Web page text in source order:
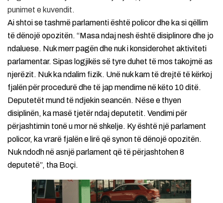
punimet e kuvendit.
Ai shtoi se tashmë parlamenti është policor dhe ka si qëllim
të dënojë opozitën. “Masa ndaj nesh është disiplinore dhe jo
ndaluese. Nuk merr pagën dhe nuk i konsiderohet aktiviteti
parlamentar. Sipas logjikës së tyre duhet të mos takojmë as
njerëzit. Nuk ka ndalim fizik. Unë nuk kam të drejtë të kërkoj
fjalën për procedurë dhe të jap mendime në këto 10 ditë.
Deputetët mund të ndjekin seancën. Nëse e thyen
disiplinën, ka masë tjetër ndaj deputetit. Vendimi për
përjashtimin tonë u mor në shkelje. Ky është një parlament
policor, ka vrarë fjalën e lirë që synon të dënojë opozitën.
Nuk ndodh në asnjë parlament që të përjashtohen 8
deputetë”, tha Boçi.